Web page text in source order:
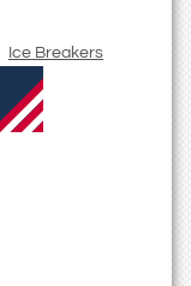
Ice Breakers